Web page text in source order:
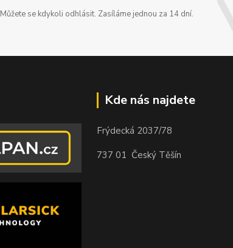
Můžete se kdykoli odhlásit. Zasíláme jednou za 14 dní.
Kde nás najdete
Frýdecká 2037/78
737 01 Český Těšín